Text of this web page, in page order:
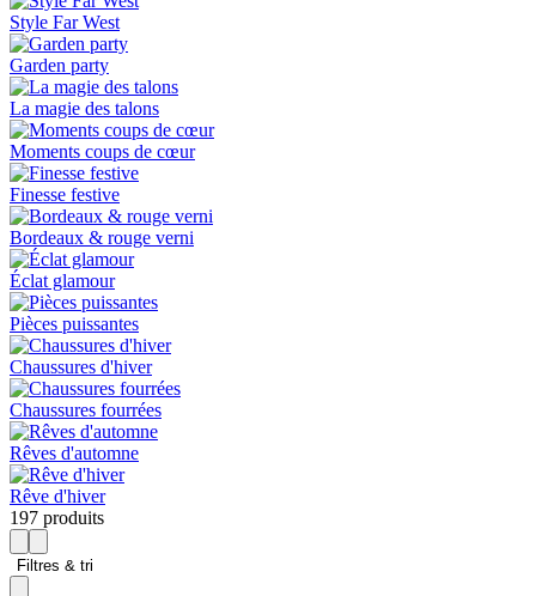
Style Far West
Garden party
La magie des talons
Moments coups de cœur
Finesse festive
Bordeaux & rouge verni
Éclat glamour
Pièces puissantes
Chaussures d'hiver
Chaussures fourrées
Rêves d'automne
Rêve d'hiver
197 produits